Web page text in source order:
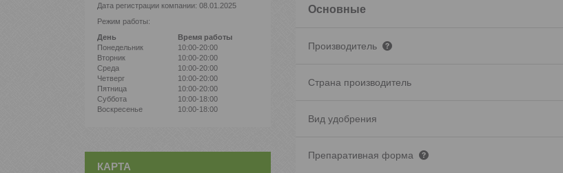
Основные
Производитель
Страна производитель
Вид удобрения
Препаративная форма
Дата регистрации компании: 08.01.2025
Режим работы:
День
Время работы
Понедельник
10:00-20:00
Вторник
10:00-20:00
Среда
10:00-20:00
Четверг
10:00-20:00
Пятница
10:00-20:00
Суббота
10:00-18:00
Воскресенье
10:00-18:00
КАРТА